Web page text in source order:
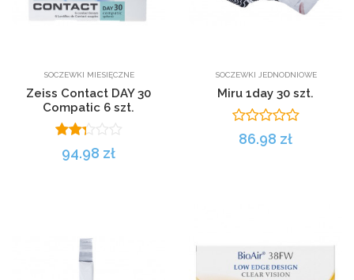
SOCZEWKI MIESIĘCZNE
Zeiss Contact DAY 30
Compatic 6 szt.
94.98 zł
SOCZEWKI JEDNODNIOWE
Miru 1day 30 szt.
86.98 zł